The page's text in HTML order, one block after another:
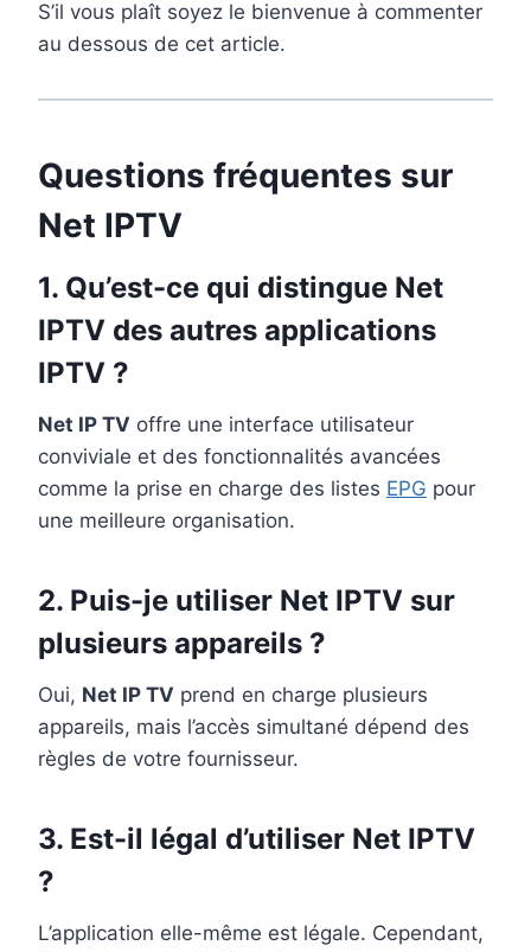
S’il vous plaît soyez le bienvenue à commenter
au dessous de cet article.
Questions fréquentes sur
Net IPTV
1. Qu’est-ce qui distingue Net
IPTV des autres applications
IPTV ?
Net IP TV offre une interface utilisateur
conviviale et des fonctionnalités avancées
comme la prise en charge des listes EPG pour
une meilleure organisation.
2. Puis-je utiliser Net IPTV sur
plusieurs appareils ?
Oui, Net IP TV prend en charge plusieurs
appareils, mais l’accès simultané dépend des
règles de votre fournisseur.
3. Est-il légal d’utiliser Net IPTV
?
L’application elle-même est légale. Cependant,